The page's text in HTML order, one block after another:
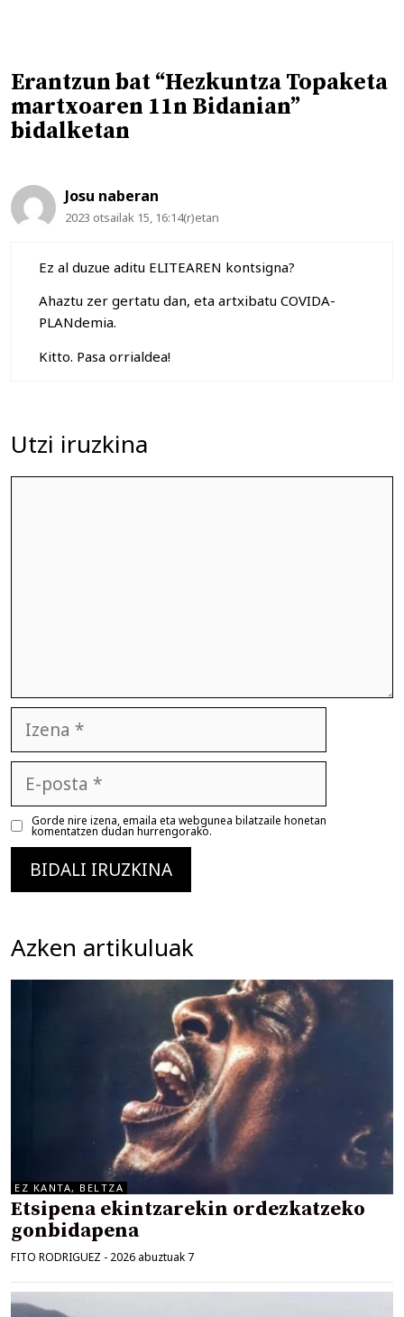
Erantzun bat “Hezkuntza Topaketa
martxoaren 11n Bidanian”
bidalketan
Josu naberan
2023 otsailak 15, 16:14(r)etan
Ez al duzue aditu ELITEAREN kontsigna?
Ahaztu zer gertatu dan, eta artxibatu COVIDA-
PLANdemia.
Kitto. Pasa orrialdea!
Utzi iruzkina
posta
Gorde nire izena, emaila eta webgunea bilatzaile honetan
komentatzen dudan hurrengorako.
Azken artikuluak
EZ KANTA, BELTZA
Etsipena ekintzarekin ordezkatzeko
gonbidapena
FITO RODRIGUEZ - 2026 abuztuak 7